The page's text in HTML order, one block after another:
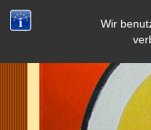
Wir